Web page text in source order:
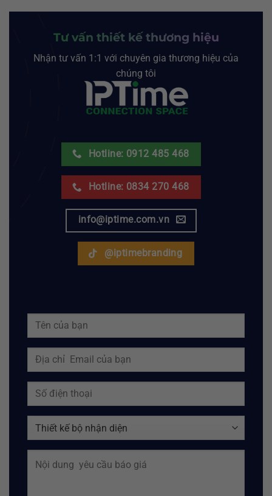
Tư vấn thiết kế thương hiệu
Nhận tư vấn 1:1 với chuyên gia thương hiệu của
chúng tôi
Hotline: 0912 485 468
Hotline: 0834 270 468
info@iptime.com.vn
@iptimebranding